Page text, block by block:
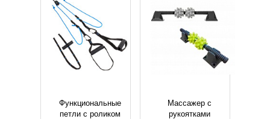
Функциональные
петли с роликом
Массажер с
рукоятками